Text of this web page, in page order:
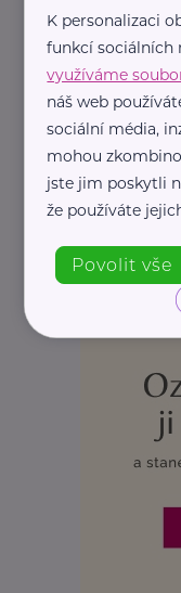
K personalizaci
funkcí sociálních
využíváme
náš web
sociální média,
mohou
jste jim poskytli
že používáte
Povolit vše